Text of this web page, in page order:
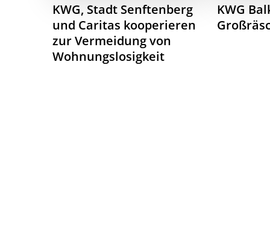
KWG, Stadt Senftenberg
und Caritas kooperieren
zur Vermeidung von
Wohnungslosigkeit
KWG